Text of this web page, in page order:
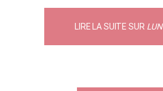
LIRE LA SUITE SUR